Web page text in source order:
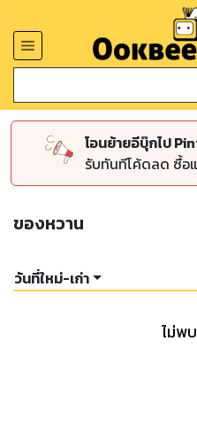
โอนย้ายอีบุ๊กไป
รับทันทีโค้ดลด ซื้อ
ของหวาน
วันที่ใหม่-เก่า
ไม่พ